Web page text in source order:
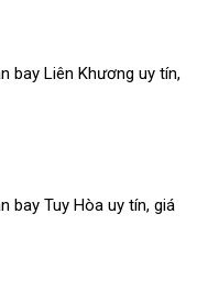
bay Liên Khương uy tín,
bay Tuy Hòa uy tín, giá